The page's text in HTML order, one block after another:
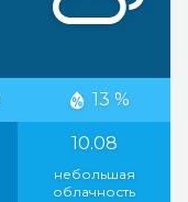
13 %
10.08
небольшая
облачность